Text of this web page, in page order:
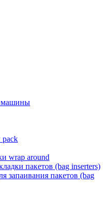
машины
wrap around
пакетов (bag inserters)
запаивания пакетов (bag